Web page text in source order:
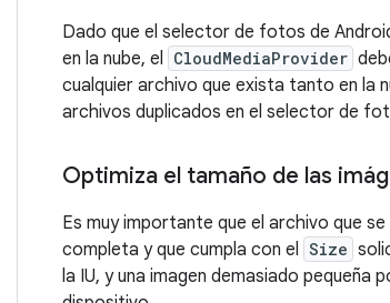
Dado que el selector de fotos de
en la nube, el
CloudMediaProvider
cualquier archivo que exista tanto en la
archivos duplicados en el selector de
Optimiza el tamaño de las
Es muy importante que el archivo que se
completa y que cumpla con el
Size
la IU, y una imagen demasiado